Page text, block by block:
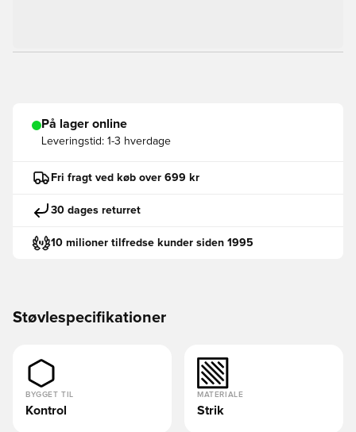
På lager online
Leveringstid: 1-3 hverdage
Fri fragt ved køb over 699 kr
30 dages returret
10 milioner tilfredse kunder siden 1995
Støvlespecifikationer
BYGGET TIL
Kontrol
MATERIALE
Strik